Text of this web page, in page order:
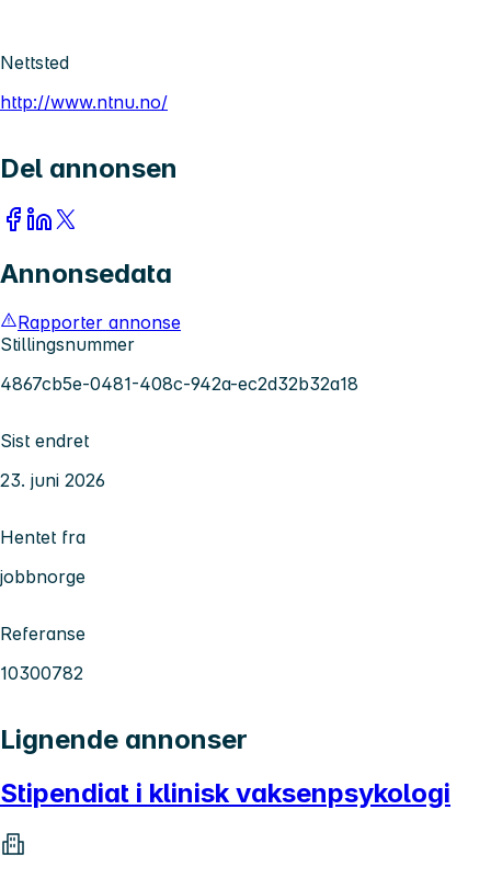
Nettsted
http://www.ntnu.no/
Del annonsen
Annonsedata
Rapporter annonse
Stillingsnummer
4867cb5e-0481-408c-942a-ec2d32b32a18
Sist endret
23. juni 2026
Hentet fra
jobbnorge
Referanse
10300782
Lignende annonser
Stipendiat i klinisk vaksenpsykologi